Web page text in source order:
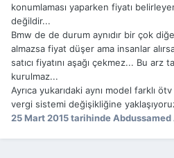
konumlaması yaparken fiyatı
değildir...
Bmw de de durum aynıdır bir çok
almazsa fiyat düşer ama insanlar
satıcı fiyatını aşağı çekmez... Bu arz
kurulmaz...
Ayrıca yukarıdaki aynı model farklı
vergi sistemi değişikliğine
25 Mart 2015tarihinde Abdussamed